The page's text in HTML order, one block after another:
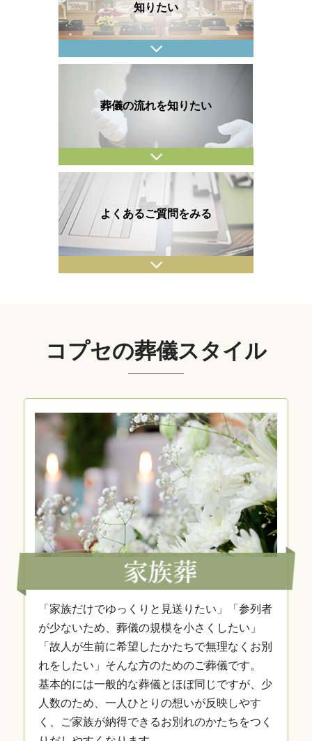
知りたい
葬儀の流れを知りたい
よくあるご質問をみる
コプセの葬儀スタイル
「家族だけでゆっくりと見送りたい」「参列者
が少ないため、葬儀の規模を小さくしたい」
「故人が生前に希望したかたちで無理なくお別
れをしたい」そんな方のためのご葬儀です。
基本的には一般的な葬儀とほぼ同じですが、少
人数のため、一人ひとりの想いが反映しやす
く、ご家族が納得できるお別れのかたちをつく